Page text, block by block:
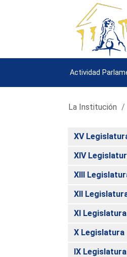
Actividad
La Institución
XV
XIV
XIII
XII
XI Legislatura
X Legislatura
IX Legislatura